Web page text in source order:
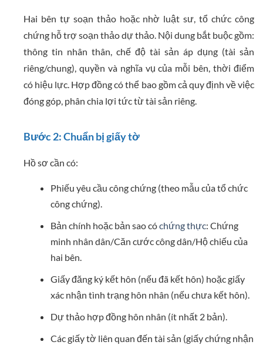
Hai bên tự soạn thảo hoặc nhờ luật sư, tổ chức công
chứng hỗ trợ soạn thảo dự thảo. Nội dung bắt buộc gồm:
thông tin nhân thân, chế độ tài sản áp dụng (tài sản
riêng/chung), quyền và nghĩa vụ của mỗi bên, thời điểm
có hiệu lực. Hợp đồng có thể bao gồm cả quy định về việc
đóng góp, phân chia lợi tức từ tài sản riêng.
Bước 2: Chuẩn bị giấy tờ
Hồ sơ cần có:
Phiếu yêu cầu công chứng (theo mẫu của tổ chức
công chứng).
Bản chính hoặc bản sao cóchứng thực: Chứng
minh nhân dân/Căn cước công dân/Hộ chiếu của
hai bên.
Giấy đăng ký kết hôn (nếu đã kết hôn) hoặc giấy
xác nhận tình trạng hôn nhân (nếu chưa kết hôn).
Dự thảo hợp đồng hôn nhân (ít nhất 2 bản).
Các giấy tờ liên quan đến tài sản (giấy chứng nhận